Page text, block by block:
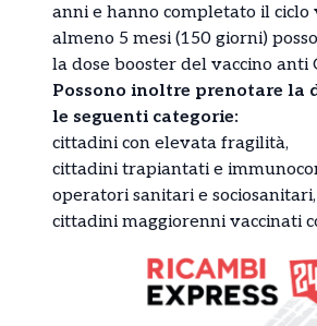
anni e hanno completato il ciclo
almeno 5 mesi (150 giorni)
la dose booster del vaccino anti
Possono inoltre prenotare la
le seguenti categorie:
cittadini con elevata fragilità,
cittadini trapiantati e
operatori sanitari e sociosanitari,
cittadini maggiorenni vaccinati